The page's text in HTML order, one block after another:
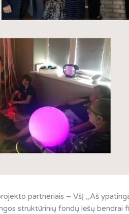
partneriais – VšĮ ,,Aš
struktūrinių fondų lėšų